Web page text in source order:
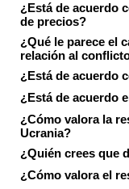
¿Está de acuerdo
de precios?
¿Qué le parece el
relación al
¿Está de acuerdo
¿Está de acuerdo
¿Cómo valora la
Ucrania?
¿Quién crees que
¿Cómo valora el